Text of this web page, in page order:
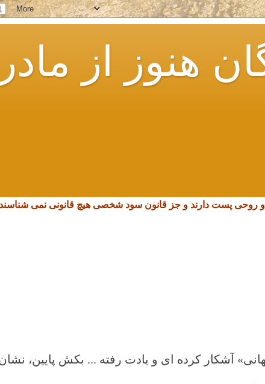
هنوز از
روحی پست دارند و جز قانون سود شخصی هیچ قانونی نمی
آشکار کرده ای و یادت رفته ... بکش پایین، نشان